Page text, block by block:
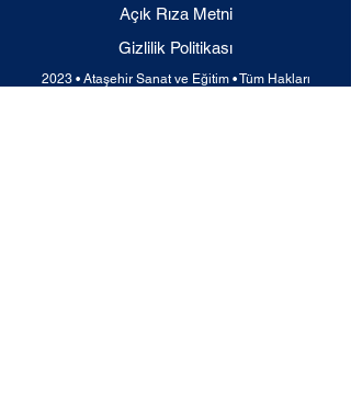
Açık Rıza Metni
Gizlilik Politikası
2023 • Ataşehir Sanat ve Eğitim • Tüm Hakları